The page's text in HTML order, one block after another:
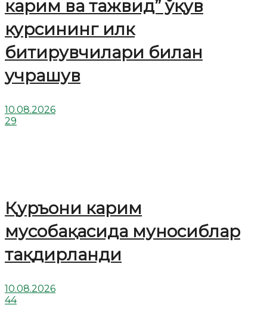
карим ва тажвид” ўқув
курсининг илк
битирувчилари билан
учрашув
10.08.2026
29
Қуръони карим
мусобақасида муносиблар
тақдирланди
10.08.2026
44